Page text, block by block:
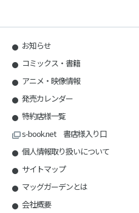
お知らせ
コミックス・書籍
アニメ・映像情報
発売カレンダー
特約店様一覧
s-book.net 書店様入り口
個人情報取り扱いについて
サイトマップ
マッグガーデンとは
会社概要